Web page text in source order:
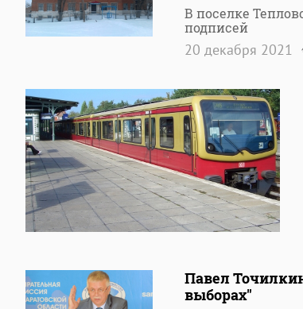
В поселке
подписей
20 декабря 2021
Павел
выборах"